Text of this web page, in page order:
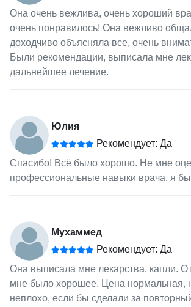
Она очень вежлива, очень хороший
очень понравилось! Она вежливо
доходчиво объясняла все, очень
Были рекомендации, выписала мне
дальнейшее лечение.
Юлия
Рекомендует: Да
Спасибо! Всё было хорошо. Не мне
профессиональные навыки врача, я бы
Мухаммед
Рекомендует: Да
Она выписала мне лекарства, капли.
мне было хорошее. Цена нормальная,
неплохо, если бы сделали за